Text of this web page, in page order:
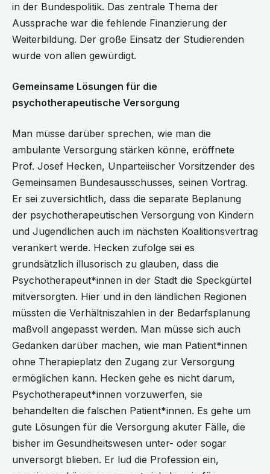
in der Bundespolitik. Das zentrale Thema der
Aussprache war die fehlende Finanzierung der
Weiterbildung. Der große Einsatz der Studierenden
wurde von allen gewürdigt.
Gemeinsame Lösungen für die
psychotherapeutische Versorgung
Man müsse darüber sprechen, wie man die
ambulante Versorgung stärken könne, eröffnete
Prof. Josef Hecken, Unparteiischer Vorsitzender des
Gemeinsamen Bundesausschusses, seinen Vortrag.
Er sei zuversichtlich, dass die separate Beplanung
der psychotherapeutischen Versorgung von Kindern
und Jugendlichen auch im nächsten Koalitionsvertrag
verankert werde. Hecken zufolge sei es
grundsätzlich illusorisch zu glauben, dass die
Psychotherapeut*innen in der Stadt die Speckgürtel
mitversorgten. Hier und in den ländlichen Regionen
müssten die Verhältniszahlen in der Bedarfsplanung
maßvoll angepasst werden. Man müsse sich auch
Gedanken darüber machen, wie man Patient*innen
ohne Therapieplatz den Zugang zur Versorgung
ermöglichen kann. Hecken gehe es nicht darum,
Psychotherapeut*innen vorzuwerfen, sie
behandelten die falschen Patient*innen. Es gehe um
gute Lösungen für die Versorgung akuter Fälle, die
bisher im Gesundheitswesen unter- oder sogar
unversorgt blieben. Er lud die Profession ein,